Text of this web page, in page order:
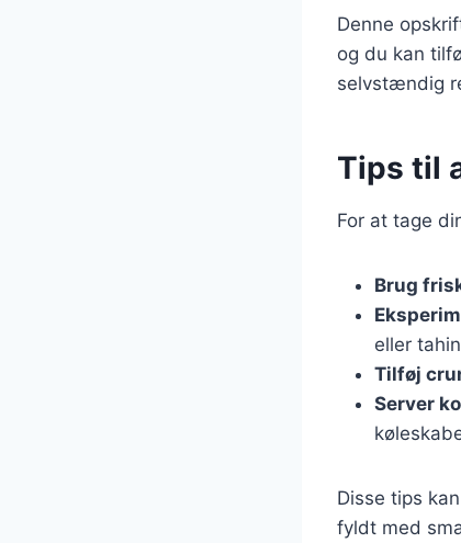
Denne
og du kan
selvstændig
Tips til
For at tage
Brug
eller
Tilføj
Server
Disse tips
fyldt med